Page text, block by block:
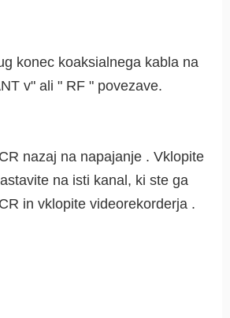
konec koaksialnega kabla na
v" ali " RF " povezave.
nazaj na napajanje . Vklopite
na isti kanal, ki ste ga
in vklopite videorekorderja .